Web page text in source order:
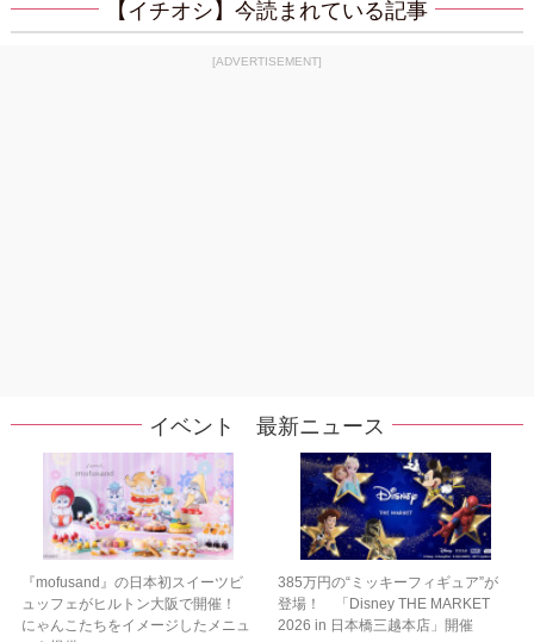
【イチオシ】今読まれている記事
[ADVERTISEMENT]
イベント 最新ニュース
『mofusand』の日本初スイーツビ
ュッフェがヒルトン大阪で開催！
にゃんこたちをイメージしたメニュ
385万円の“ミッキーフィギュア”が
登場！ 「Disney THE MARKET
2026 in 日本橋三越本店」開催